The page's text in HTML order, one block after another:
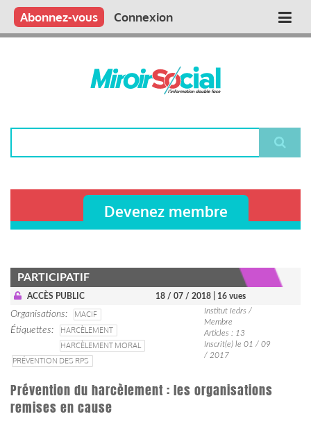
Aller
contenu
Main
Qui sommes nous ?
Vous publiez
Nous publions
Contactez-nous
Abonnez-vous Connexion
Devenez membre
PARTICIPATIF
ACCÈS PUBLIC 18 / 07 / 2018 | 16 vues
Organisations
MACIF
Étiquettes
HARCÈLEMENT
HARCÈLEMENT MORAL
PRÉVENTION DES RPS
Institut Iedrs /
Membre
Articles : 13
Inscrit(e) le 01 / 09
/ 2017
Prévention du harcèlement : les organisations
remises en cause